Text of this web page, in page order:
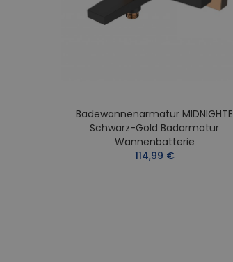
Badewannenarmatur MIDNIGHTE
Schwarz-Gold Badarmatur
Wannenbatterie
114,99 €